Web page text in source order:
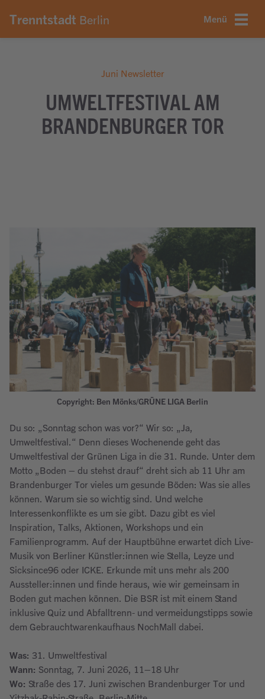
Trenntstadt Berlin Menü
Juni Newsletter
UMWELTFESTIVAL AM
BRANDENBURGER TOR
Copyright: Ben Mönks/GRÜNE LIGA Berlin
Du so: „Sonntag schon was vor?“ Wir so: „Ja,
Umweltfestival.“ Denn dieses Wochenende geht das
Umweltfestival der Grünen Liga in die 31. Runde. Unter dem
Motto „Boden – du stehst drauf“ dreht sich ab 11 Uhr am
Brandenburger Tor vieles um gesunde Böden: Was sie alles
können. Warum sie so wichtig sind. Und welche
Interessenkonflikte es um sie gibt. Dazu gibt es viel
Inspiration, Talks, Aktionen, Workshops und ein
Familienprogramm. Auf der Hauptbühne erwartet dich Live-
Musik von Berliner Künstler:innen wie Stella, Leyze und
Sicksince96 oder ICKE. Erkunde mit uns mehr als 200
Aussteller:innen und finde heraus, wie wir gemeinsam in
Boden gut machen können. Die BSR ist mit einem Stand
inklusive Quiz und Abfalltrenn- und vermeidungstipps sowie
dem Gebrauchtwarenkaufhaus NochMall dabei.
Was: 31. Umweltfestival
Wann: Sonntag, 7. Juni 2026, 11–18 Uhr
Wo: Straße des 17. Juni zwischen Brandenburger Tor und